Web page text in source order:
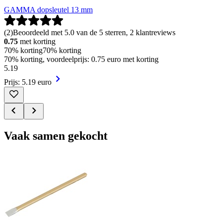
GAMMA dopsleutel 13 mm
(2)Beoordeeld met 5.0 van de 5 sterren, 2 klantreviews
0.75 met korting
70% korting70% korting
70% korting, voordeelprijs: 0.75 euro met korting
5.19
Prijs: 5.19 euro
Vaak samen gekocht